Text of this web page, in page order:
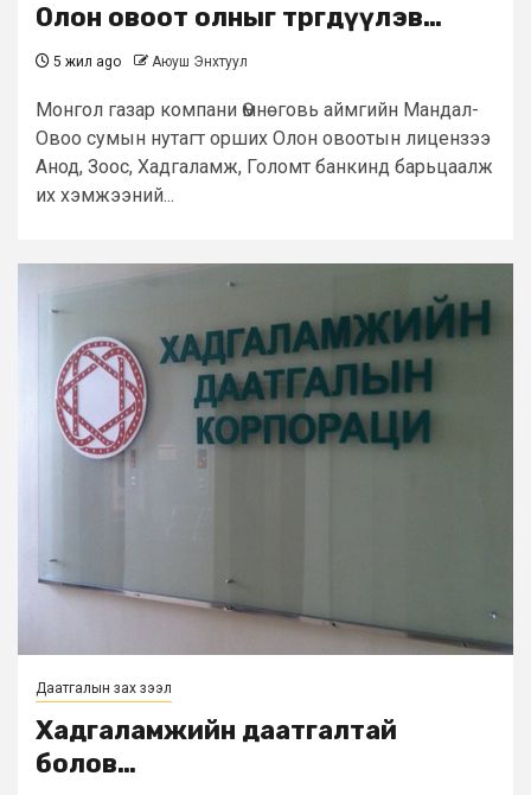
Олон овоот олныг төөрөгдүүлэв…
5 жил ago Аюуш Энхтуул
Монгол газар компани Өмнөговь аймгийн Мандал-
Овоо сумын нутагт орших Олон овоотын лицензээ
Анод, Зоос, Хадгаламж, Голомт банкинд барьцаалж
их хэмжээний...
Даатгалын зах зээл
Хадгаламжийн даатгалтай
болов…